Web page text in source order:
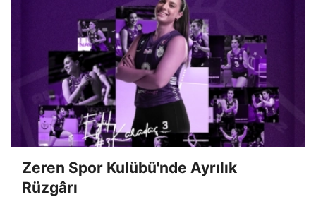
Zeren Spor Kulübü'nde Ayrılık
Rüzgârı